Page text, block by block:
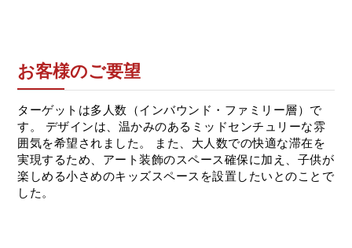
お客様のご要望
ターゲットは多人数（インバウンド・ファミリー層）で
す。 デザインは、温かみのあるミッドセンチュリーな雰
囲気を希望されました。 また、大人数での快適な滞在を
実現するため、アート装飾のスペース確保に加え、子供が
楽しめる小さめのキッズスペースを設置したいとのことで
した。